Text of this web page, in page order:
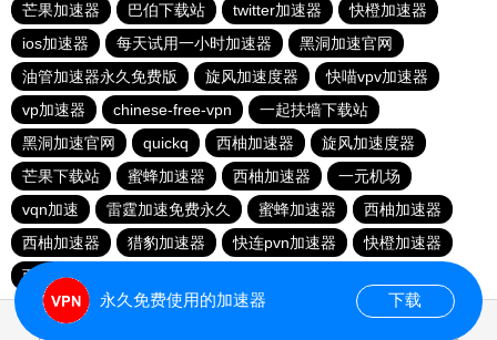
芒果加速器
巴伯下载站 twitter加速器
快橙加速器
ios加速器
每天试用一小时加速器
黑洞加速官网
油管加速器永久免费版
旋风加速度器
快喵vpv加速器
vp加速器
chinese-free-vpn
一起扶墙下载站
黑洞加速官网
quickq 西柚加速器
旋风加速度器
芒果下载站
蜜蜂加速器 西柚加速器
一元机场
vqn加速
雷霆加速免费永久 蜜蜂加速器
西柚加速器
西柚加速器
猎豹加速器 快连pvn加速器
快橙加速器
西柚加速器
永久免费使用的加速器 下载